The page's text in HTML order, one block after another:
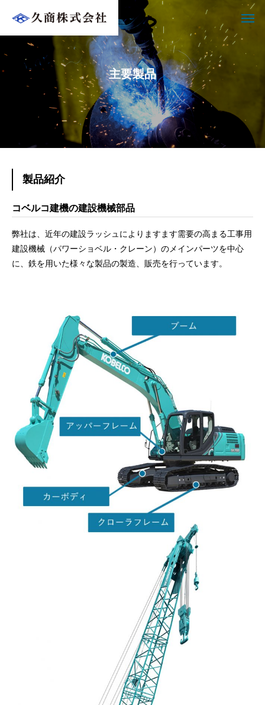
主要製品
製品紹介
コベルコ建機の建設機械部品
弊社は、近年の建設ラッシュによりますます需要の高まる工事用
建設機械（パワーショベル・クレーン）のメインパーツを中心
に、鉄を用いた様々な製品の製造、販売を行っています。